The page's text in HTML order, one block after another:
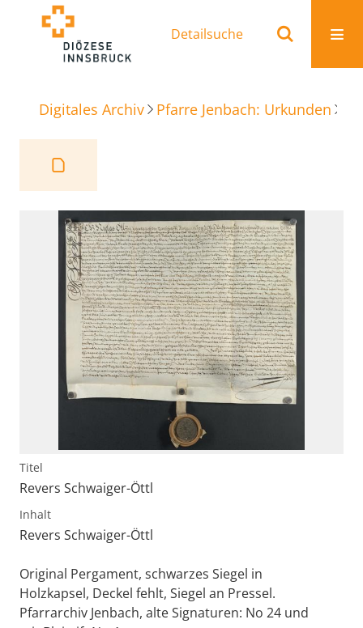
Detailsuche
Digitales Archiv Pfarre Jenbach: Urkunden
Titel
Revers Schwaiger-Öttl
Inhalt
Revers Schwaiger-Öttl
Original Pergament, schwarzes Siegel in
Holzkapsel, Deckel fehlt, Siegel an Pressel.
Pfarrarchiv Jenbach, alte Signaturen: No 24 und